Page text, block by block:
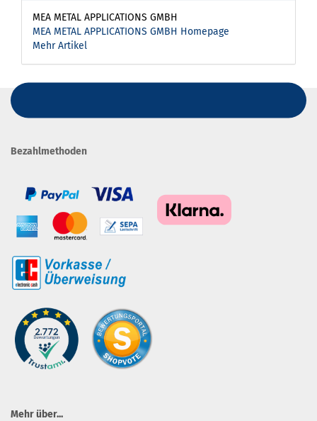
MEA METAL APPLICATIONS GMBH
MEA METAL APPLICATIONS GMBH Homepage
Mehr Artikel
Bezahlmethoden
Mehr über...